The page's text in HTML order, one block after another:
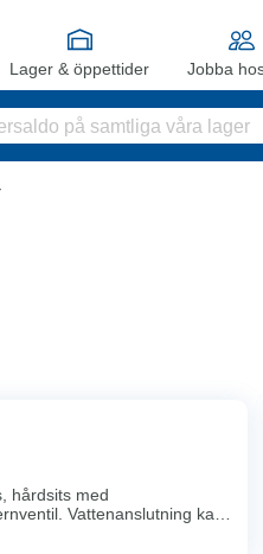
Lager & öppettider Jobba
hårdsits med
Vattenanslutning kan